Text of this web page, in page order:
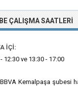
ÇALIŞMA SAATLERI
İÇI:
12:30 ve 13:30 - 17:00
Kemalpaşa şubesi